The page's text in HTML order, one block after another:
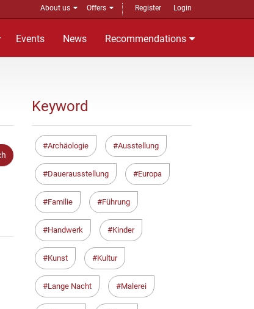
About us Offers Register Login
Events News Recommendations
Keyword
Archäologie Ausstellung
Dauerausstellung Europa
Familie Führung
Handwerk Kinder
Kunst Kultur
Lange Nacht Malerei